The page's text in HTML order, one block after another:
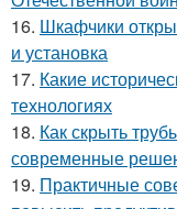
16. Шкафчики
и установка
17. Какие
технологиях
18. Как скрыть
современные
19. Практичные